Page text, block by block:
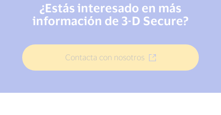
¿Estás interesado en más
información de 3-D Secure?
Contacta con nosotros